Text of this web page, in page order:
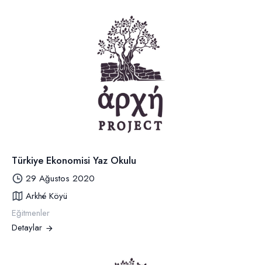
Türkiye Ekonomisi Yaz Okulu
29 Ağustos 2020
Arkhé Köyü
Eğitmenler
Detaylar